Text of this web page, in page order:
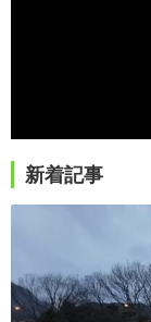
新着記事